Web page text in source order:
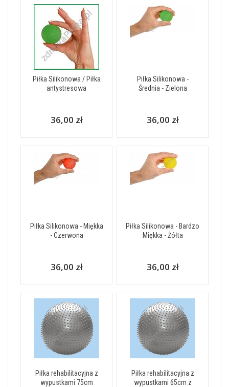
Piłka Silikonowa / Piłka
antystresowa
36,00 zł
Piłka Silikonowa -
Średnia - Zielona
36,00 zł
Piłka Silikonowa - Miękka
- Czerwona
36,00 zł
Piłka Silikonowa - Bardzo
Miękka - Żółta
36,00 zł
Piłka rehabilitacyjna z
wypustkami 75cm
Piłka rehabilitacyjna z
wypustkami 65cm z